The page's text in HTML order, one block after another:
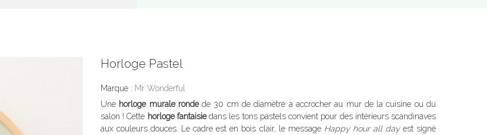
Horloge Pastel
Marque : Mr Wonderful
Une horloge murale rondede 30 cm de diamètre à accrocher au mur de la cuisine ou du
salon ! Cette horloge fantaisiedans les tons pastels convient pour des intérieurs scandinaves
aux couleurs douces. Le cadre est en bois clair, le message Happy hour all dayest signé